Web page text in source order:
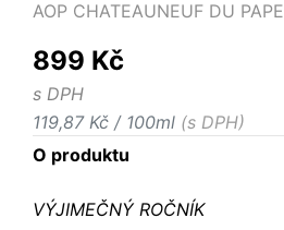
AOP CHATEAUNEUF DU PAPE
899 Kč
s DPH
119,87 Kč / 100ml (s DPH)
O produktu
VÝJIMEČNÝ ROČNÍK